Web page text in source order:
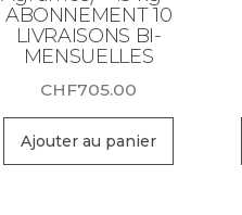
ABONNEMENT 10
LIVRAISONS BI-
MENSUELLES
CHF705.00
Ajouter au panier